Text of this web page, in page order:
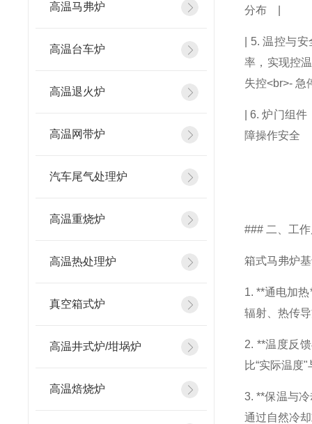
高温马弗炉
高温台车炉
高温退火炉
高温网带炉
汽车尾气处理炉
高温重烧炉
高温热处理炉
真空箱式炉
高温井式炉/坩埚炉
高温焙烧炉
分布 |
| 5. 温控与
率，实现控
失控<br>- 急
| 6. 炉门组
障操作安
### 二、工
箱式马弗炉
1. **通电加
辐射、热传
2. **温度反
比“实际温度
3. **保温与
通过自然冷